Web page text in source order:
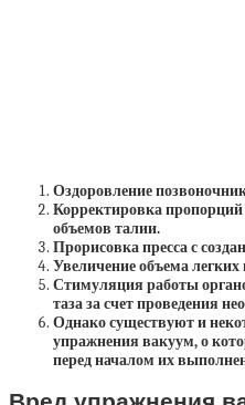
Оздоровление
Корректировка
объемов талии.
Прорисовка пресса с
Увеличение объема
Стимуляция работы
таза за счет проведения
Однако существуют и
упражнения вакуум, о
перед началом их